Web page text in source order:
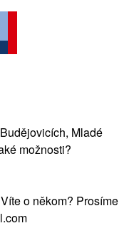
Mladé
možnosti?
o někom? Prosíme